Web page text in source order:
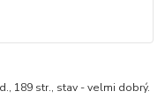
189 str., stav - velmi dobrý.